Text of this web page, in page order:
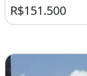
R$151.500